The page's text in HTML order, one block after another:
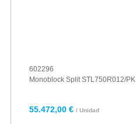
602296
Monoblock Split STL750R012/PK
55.472,00 € / Unidad